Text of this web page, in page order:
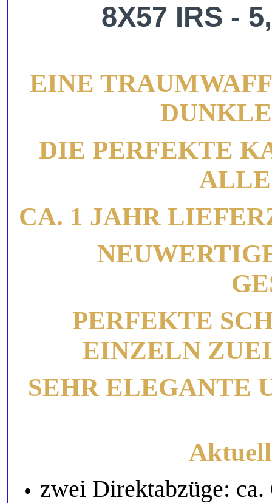
8X57 IRS -
EINE
DIE PERFEKTE
CA. 1 JAHR
PERFEKTE
EINZELN
SEHR ELEGANTE
zwei Direktabzüge: